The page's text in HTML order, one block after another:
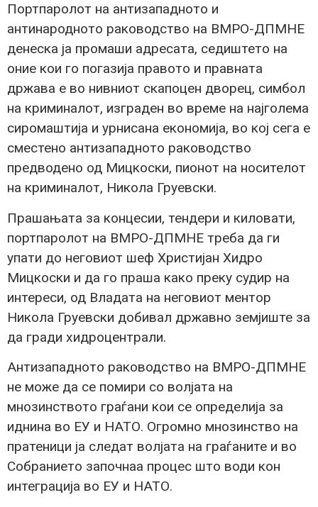
Портпаролот на антизападното и
антинародното раководство на ВМРО-ДПМНЕ
денеска ја промаши адресата, седиштето на
оние кои го погазија правото и правната
држава е во нивниот скапоцен дворец, симбол
на криминалот, изграден во време на најголема
сиромаштија и урнисана економија, во кој сега е
сместено антизападното раководство
предводено од Мицкоски, пионот на носителот
на криминалот, Никола Груевски.
Прашањата за концесии, тендери и киловати,
портпаролот на ВМРО-ДПМНЕ треба да ги
упати до неговиот шеф Христијан Хидро
Мицкоски и да го праша како преку судир на
интереси, од Владата на неговиот ментор
Никола Груевски добивал државно земјиште за
да гради хидроцентрали.
Антизападното раководство на ВМРО-ДПМНЕ
не може да се помири со волјата на
мнозинството граѓани кои се определија за
иднина во ЕУ и НАТО. Огромно мнозинство на
пратеници ја следат волјата на граѓаните и во
Собранието започнаа процес што води кон
интеграција во ЕУ и НАТО.